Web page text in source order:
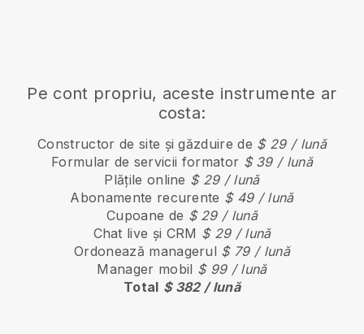
Pe cont propriu, aceste instrumente ar
costa:
Constructor de site și găzduire de $ 29 / lună
Formular de servicii formator $ 39 / lună
Plățile online $ 29 / lună
Abonamente recurente $ 49 / lună
Cupoane de $ 29 / lună
Chat live și CRM $ 29 / lună
Ordonează managerul $ 79 / lună
Manager mobil $ 99 / lună
Total $ 382 / lună